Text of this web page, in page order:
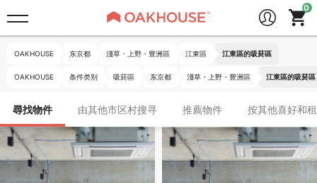
OAKHOUSE 东京都 淺草・上野・豊洲區 江東區 江東區的吸菸區
OAKHOUSE 条件类别 吸菸區 东京都 淺草・上野・豊洲區 江東區的吸菸區
尋找物件 由其他市区村搜寻 推薦物件 按其他喜好和